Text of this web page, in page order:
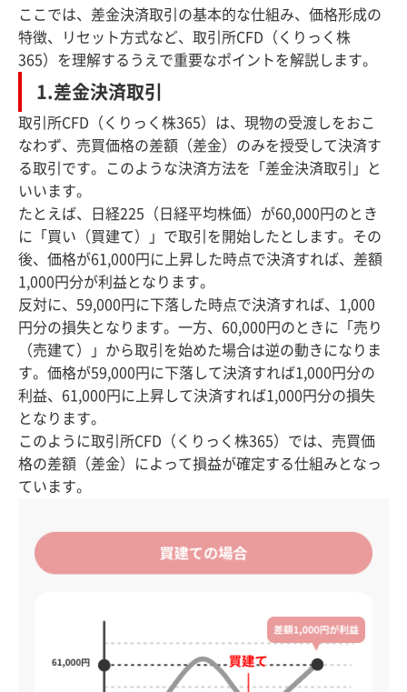
ここでは、差金決済取引の基本的な仕組み、価格形成の
特徴、リセット方式など、取引所CFD（くりっく株
365）を理解するうえで重要なポイントを解説します。
1.差金決済取引
取引所CFD（くりっく株365）は、現物の受渡しをおこ
なわず、売買価格の差額（差金）のみを授受して決済す
る取引です。このような決済方法を「差金決済取引」と
いいます。
たとえば、日経225（日経平均株価）が60,000円のとき
に「買い（買建て）」で取引を開始したとします。その
後、価格が61,000円に上昇した時点で決済すれば、差額
1,000円分が利益となります。
反対に、59,000円に下落した時点で決済すれば、1,000
円分の損失となります。一方、60,000円のときに「売り
（売建て）」から取引を始めた場合は逆の動きになりま
す。価格が59,000円に下落して決済すれば1,000円分の
利益、61,000円に上昇して決済すれば1,000円分の損失
となります。
このように取引所CFD（くりっく株365）では、売買価
格の差額（差金）によって損益が確定する仕組みとなっ
ています。